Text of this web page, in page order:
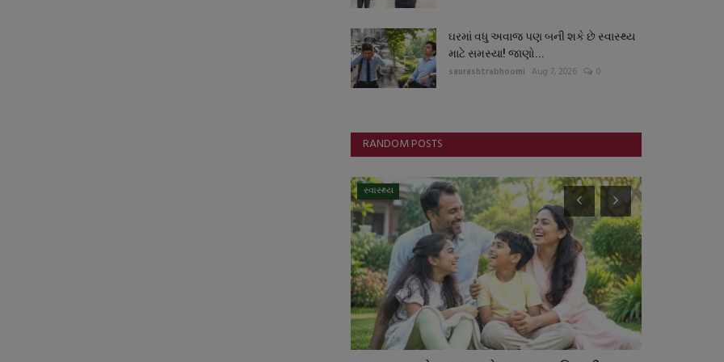
ઘરમાં વધુ અવાજ પણ બની શકે છે સ્વાસ્થ્ય
માટે સમસ્યા! જાણો...
saurashtrabhoomi Aug 7, 2026 0
RANDOM POSTS
સ્વાસ્થ્ય